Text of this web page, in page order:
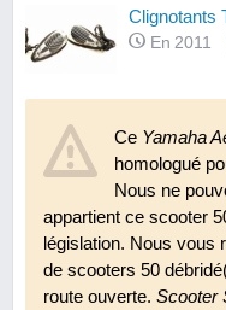
Clignotants
En 2011
En 2011
Feu arrière
En 2011
Guidon
Ce Yamaha
homologué
Nous ne
appartient ce scooter
législation. Nous vous
de scooters 50
route ouverte. Scooter